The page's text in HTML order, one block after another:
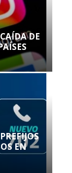
DE
EN